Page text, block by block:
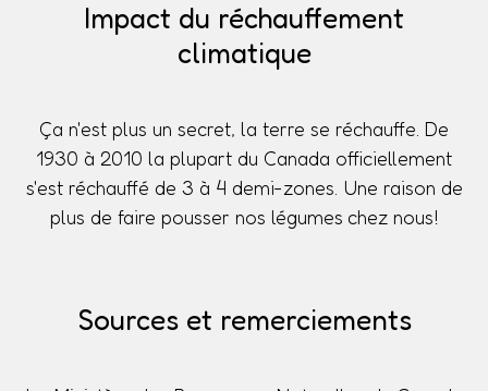
Impact du réchauffement
climatique
Ça n'est plus un secret, la terre se réchauffe. De
1930 à 2010 la plupart du Canada officiellement
s'est réchauffé de 3 à 4 demi-zones. Une raison de
plus de faire pousser nos légumes chez nous!
Sources et remerciements